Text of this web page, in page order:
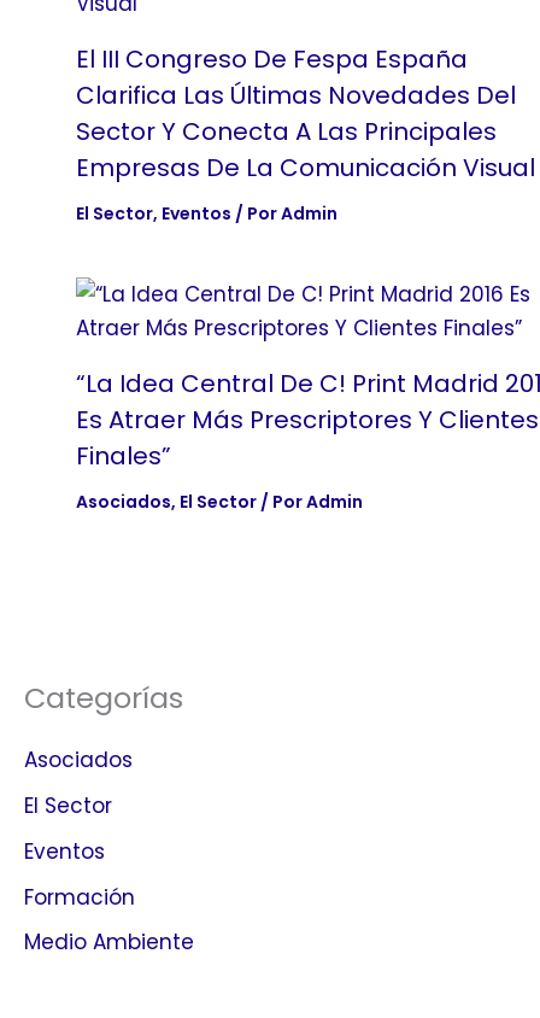
El III Congreso De Fespa España
Clarifica Las Últimas Novedades Del
Sector Y Conecta A Las Principales
Empresas De La Comunicación Visual
El Sector, Eventos / PorAdmin
“La Idea Central De C! Print Madrid
Es Atraer Más Prescriptores Y Clientes
Finales”
Asociados, El Sector/ PorAdmin
Categorías
Asociados
El Sector
Eventos
Formación
Medio Ambiente